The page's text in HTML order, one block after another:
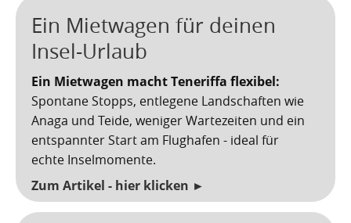
Ein Mietwagen für deinen
Insel-Urlaub
Ein Mietwagen macht Teneriffa flexibel:
Spontane Stopps, entlegene Landschaften wie
Anaga und Teide, weniger Wartezeiten und ein
entspannter Start am Flughafen - ideal für
echte Inselmomente.
Zum Artikel - hier klicken ►